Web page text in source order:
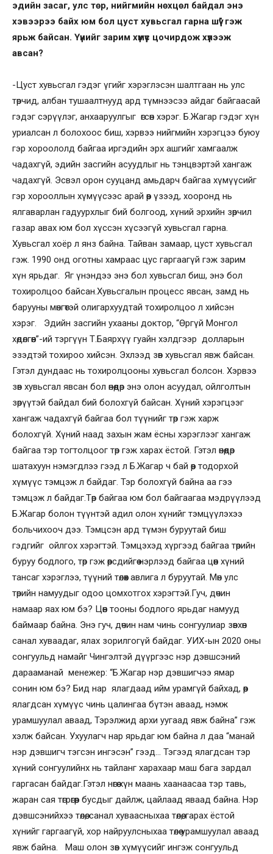
эдийн засаг, улс төр, нийгмийн нөхцөл байдал энэ
хэвээрээ байх юм бол цуст хувьсгал гарна шүү” гэж
ярьж байсан. Үүнийг зарим хүмүүс цочирдож хүлээж
авсан?
-Цуст хувьсгал гэдэг үгийг хэрэглэсэн шалтгаан нь улс
төрчид, албан тушаалтнууд ард түмнээсээ айдаг байгаасай
гэдэг сэрүүлэг, анхааруулгыг өгсөн хэрэг. Б.Жагар гэдэг хүн
уриалсан л болохоос биш, хэрвээ нийгмийн хэрэгцээ буюу
гэр хороололд байгаа иргэдийн эрх ашгийг хамгаалж
чадахгүй, эдийн засгийн асуудлыг нь тэнцвэртэй хангаж
чадахгүй. Эсвэл орон сууцанд амьдарч байгаа хүмүүсийг
гэр хорооллын хүмүүсээс арай өөр үзээд, хооронд нь
ялгаварлан гадуурхлыг бий болгоод, хүний эрхийн зөрчил
газар авах юм бол хүссэн хүсээгүй хувьсгал гарна.
Хувьсгал хоёр л янз байна. Тайван замаар, цуст хувьсгал
гэж. 1990 онд оготны хамраас цус гаргаагүй гэж зарим
хүн ярьдаг. Яг үнэндээ энэ бол хувьсгал биш, энэ бол
тохиролцоо байсан.Хувьсгалын процесс явсан, замд нь
барууны мөнгөтэй олигархуудтай тохиролцоо л хийсэн
хэрэг. Эдийн засгийн ухааны доктор, “Өргүй Монгол
хөдөлгөөн”-ий тэргүүн Т.Баярхүү гуайн хэлдгээр долларын
эзэдтэй тохироо хийсэн. Эхлээд зөв хувьсгал явж байсан.
Гэтэл дундаас нь тохиролцооны хувьсгал болсон. Хэрвээ
зөв хувьсгал явсан бол өнөөдөр энэ олон асуудал, ойлголтын
зөрүүтэй байдал бий болохгүй байсан. Хүний хэрэгцээг
хангаж чадахгүй байгаа бол түүнийг төр гэж харж
болохгүй. Хүний наад захын жам ёсны хэрэглээг хангаж
байгаа тэр тогтолцоог төр гэж харах ёстой. Гэтэл өнөөдөр
шатахуун нэмэгдлээ гээд л Б.Жагар ч бай өөр тодорхой
хүмүүс тэмцэж л байдаг. Тэр болохгүй байна аа гээ
тэмцэж л байдаг.Төр байгаа юм бол байгаагаа мэдрүүлээд
Б.Жагар болон түүнтэй адил олон хүнийг тэмцүүлэхээ
больчихооч дээ. Тэмцсэн ард түмэн буруутай биш
гэдгийг ойлгох хэрэгтэй. Тэмцэхэд хүргээд байгаа төрийн
буруу бодлого, төр гэж өөрсдийгөө нэрлээд байгаа цөөн хүний
тансаг хэрэглээ, түүний төлөөх авлига л буруутай. Мөн улс
төрийн намуудыг одоо цомхотгох хэрэгтэй.Гуч, дөчин
намаар яах юм бэ? Цөөн тооны бодлого ярьдаг намууд
баймаар байна. Энэ гуч, дөчин нам чинь сонгуулиар зөвхөн
санал хуваадаг, ялах зорилгогүй байдаг. УИХ-ын 2020 оны
сонгуульд намайг Чингэлтэй дүүргээс нэр дэвшсэний
дарааманай менежер: “Б.Жагар нэр дэвшигчээ ямар
сонин юм бэ? Бид нар ялагдаад ийм урамгүй байхад, өөр
ялагдсан хүмүүс чинь цалингаа бүтэн аваад, нэмж
урамшуулал аваад, Тэрэлжид архи уугаад явж байна” гэж
хэлж байсан. Ухуулагч нар ярьдаг юм байна л даа “манай
нэр дэвшигч тэгсэн ингэсэн” гээд… Тэгээд ялагдсан тэр
хүний сонгуулийнх нь тайланг харахаар маш бага зардал
гаргасан байдаг.Гэтэл нөгөө хүн маань хаанаасаа тэр тавь,
жаран сая төгрөгөөр бусдыг дайлж, цайлаад яваад байна. Нэр
дэвшсэнийхээ төлөө, санал хуваасныхаа төлөө, гарах ёстой
хүнийг гаргаагүй, хор найруулсныхаа төлөө урамшуулал аваад
явж байна. Маш олон зөв хүмүүсийг ингэж сонгуульд